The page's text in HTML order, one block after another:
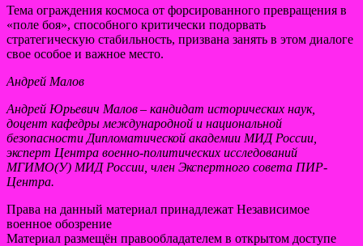
Тема ограждения космоса от форсированного превращения в
«поле боя», способного критически подорвать
стратегическую стабильность, призвана занять в этом диалоге
свое особое и важное место.
Андрей Малов
Андрей Юрьевич Малов – кандидат исторических наук,
доцент кафедры международной и национальной
безопасности Дипломатической академии МИД России,
эксперт Центра военно-политических исследований
МГИМО(У) МИД России, член Экспертного совета ПИР-
Центра.
Права на данный материал принадлежат Независимое
военное обозрение
Материал размещён правообладателем в открытом доступе